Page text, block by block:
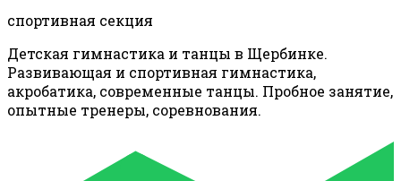
спортивная секция
Детская гимнастика и танцы в Щербинке.
Развивающая и спортивная гимнастика,
акробатика, современные танцы. Пробное занятие,
опытные тренеры, соревнования.